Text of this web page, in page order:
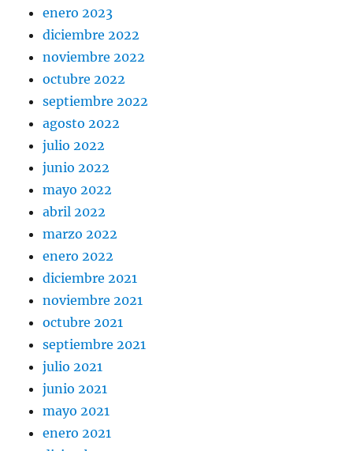
enero 2023
diciembre 2022
noviembre 2022
octubre 2022
septiembre 2022
agosto 2022
julio 2022
junio 2022
mayo 2022
abril 2022
marzo 2022
enero 2022
diciembre 2021
noviembre 2021
octubre 2021
septiembre 2021
julio 2021
junio 2021
mayo 2021
enero 2021